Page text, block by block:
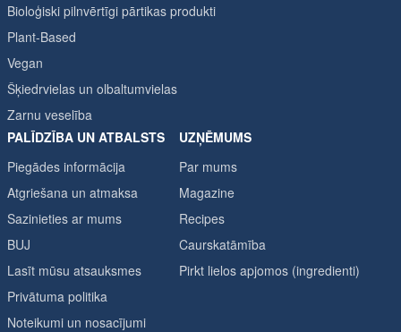
Bioloģiski pilnvērtīgi pārtikas produkti
Plant-Based
Vegan
Šķiedrvielas un olbaltumvielas
Zarnu veselība
PALĪDZĪBA UN ATBALSTS
Piegādes informācija
Atgriešana un atmaksa
Sazinieties ar mums
BUJ
Lasīt mūsu atsauksmes
Privātuma politika
Noteikumi un nosacījumi
UZŅĒMUMS
Par mums
Magazine
Recipes
Caurskatāmība
Pirkt lielos apjomos (ingredienti)